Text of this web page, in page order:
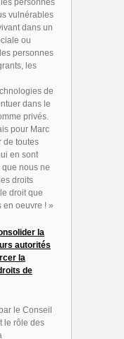
vulnérables
dans un
ou
personnes
les
de
dans le
privés.
pour Marc
de toutes
en sont
nous ne
droits
droit que
en oeuvre ! »
la
autorités
la
de
le Conseil
le rôle des